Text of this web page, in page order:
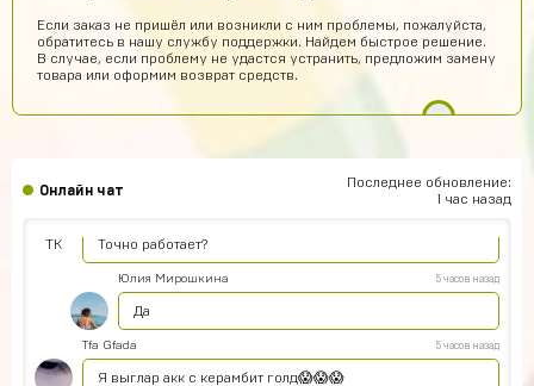
Если заказ не пришёл или возникли с ним проблемы, пожалуйста,
обратитесь в нашу службу поддержки. Найдем быстрое решение.
В случае, если проблему не удастся устранить, предложим замену
товара или оформим возврат средств.
Онлайн чат
Последнее обновление:
1 час назад
Это не обман?
Кирилл Черных
ТК Точно работает?
Юлия Мирошкина 5 часов назад
Да
Tfa Gfada 5 часов назад
Я выглар акк с керамбит голд😱😱😱